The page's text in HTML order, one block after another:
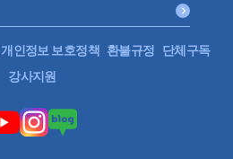
개인정보 보호정책 환불규정
단체구독
강사지원